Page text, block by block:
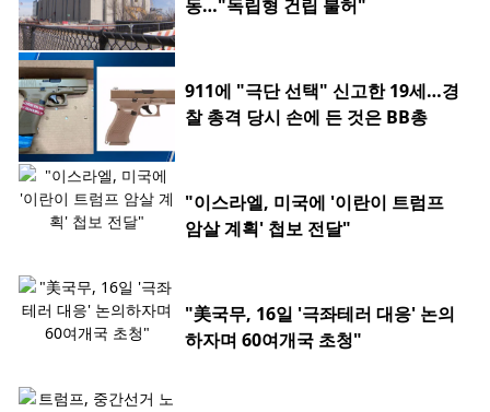
동…"독립형 건립 불허"
911에 "극단 선택" 신고한 19세…경
찰 총격 당시 손에 든 것은 BB총
"이스라엘, 미국에 '이란이 트럼프
암살 계획' 첩보 전달"
"美국무, 16일 '극좌테러 대응' 논의
하자며 60여개국 초청"